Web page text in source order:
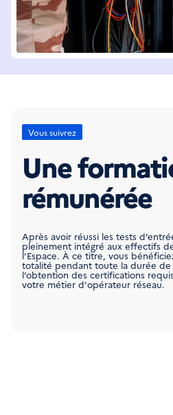
Vous suivrez
Une
rémunérée
Après avoir réussi les tests
pleinement intégré aux effectifs
l’Espace. À ce titre, vous
totalité pendant toute la durée de
l’obtention des certifications
votre métier d'opérateur réseau.